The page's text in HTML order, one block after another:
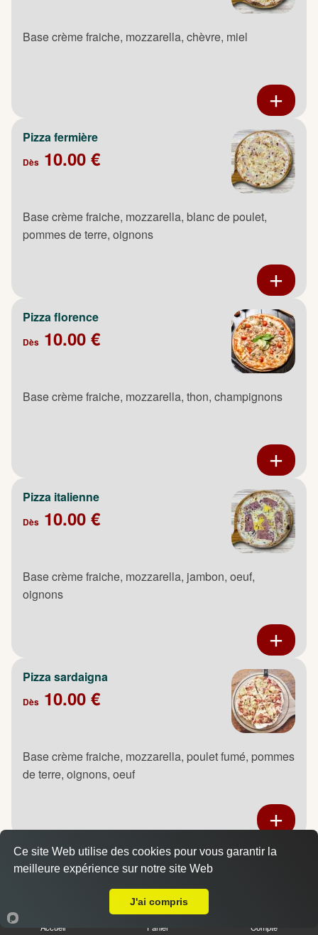
Base crème fraiche, mozzarella, chèvre, miel
Pizza fermière
Dès 10.00 €
Base crème fraiche, mozzarella, blanc de poulet,
pommes de terre, oignons
Pizza florence
Dès 10.00 €
Base crème fraiche, mozzarella, thon, champignons
Pizza italienne
Dès 10.00 €
Base crème fraiche, mozzarella, jambon, oeuf,
oignons
Pizza sardaigna
Dès 10.00 €
Base crème fraiche, mozzarella, poulet fumé, pommes
de terre, oignons, oeuf
Pizza saumon
10.00 €
Accueil Panier Compte
Ce site Web utilise des cookies pour vous garantir la
meilleure expérience sur notre site Web
J'ai compris